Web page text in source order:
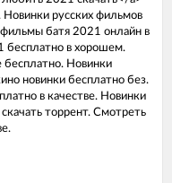
русских фильмов
батя 2021 онлайн в
бесплатно в хорошем.
Новинки
новинки бесплатно без.
в качестве. Новинки
торрент. Смотреть